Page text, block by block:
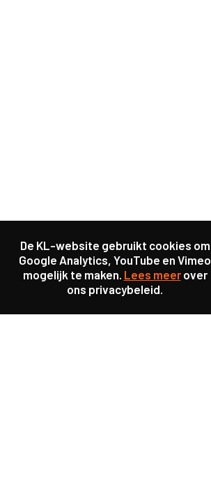
De KL-website gebruikt cookies om
Google Analytics, YouTube en Vimeo
mogelijk te maken. Lees meerover
ons privacybeleid.